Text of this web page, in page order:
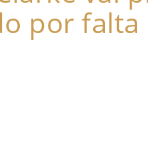
por falta